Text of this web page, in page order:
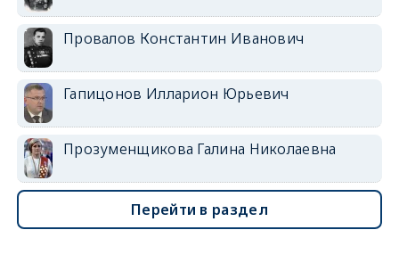
Провалов Константин Иванович
Гапицонов Илларион Юрьевич
Прозуменщикова Галина Николаевна
Перейти в раздел